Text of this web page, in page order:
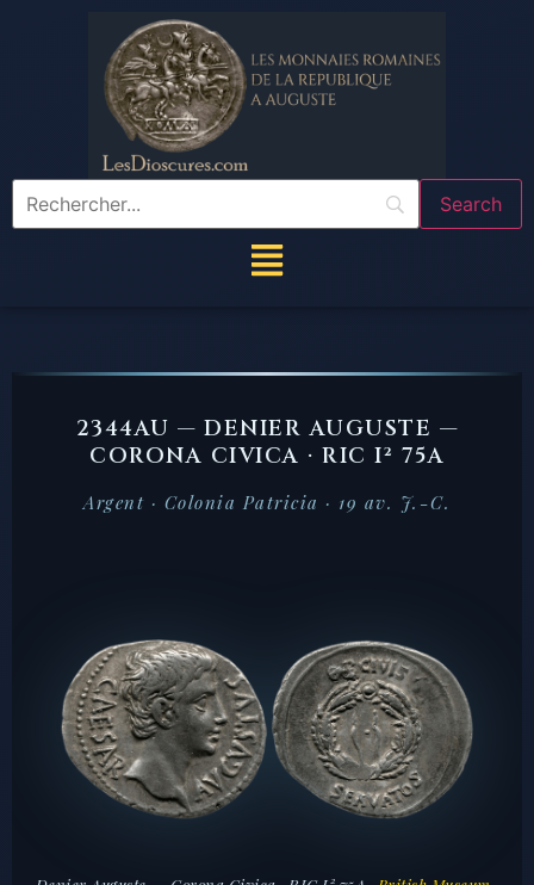
2344AU — DENIER AUGUSTE —
CORONA CIVICA · RIC I² 75A
Argent · Colonia Patricia · 19 av. J.-C.